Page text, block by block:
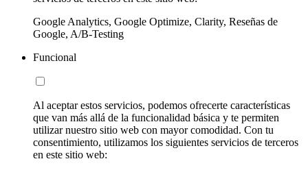
Google Analytics, Google Optimize, Clarity, Reseñas de
Google, A/B-Testing
Funcional
Al aceptar estos servicios, podemos ofrecerte características
que van más allá de la funcionalidad básica y te permiten
utilizar nuestro sitio web con mayor comodidad. Con tu
consentimiento, utilizamos los siguientes servicios de terceros
en este sitio web: